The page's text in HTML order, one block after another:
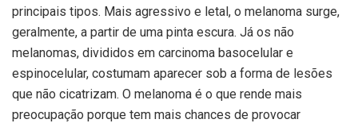
principais tipos. Mais agressivo e letal, o melanoma surge,
geralmente, a partir de uma pinta escura. Já os não
melanomas, divididos em carcinoma basocelular e
espinocelular, costumam aparecer sob a forma de lesões
que não cicatrizam. O melanoma é o que rende mais
preocupação porque tem mais chances de provocar